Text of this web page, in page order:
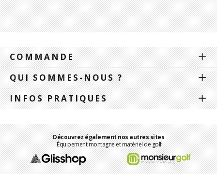
COMMANDE
QUI SOMMES-NOUS ?
INFOS PRATIQUES
Découvrez également nos autres sites
Équipement montagne et matériel de golf